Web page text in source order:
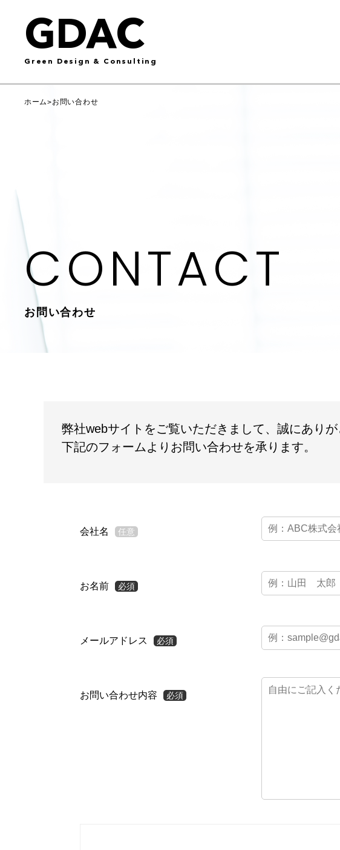
GDAC
Green Design & Consulting
ホーム>お問い合わせ
CONTACT
お問い合わせ
弊社webサイトをご覧いただきまして、誠にありが
下記のフォームよりお問い合わせを承ります。
会社名
お名前
メールアドレス
お問い合わせ内容